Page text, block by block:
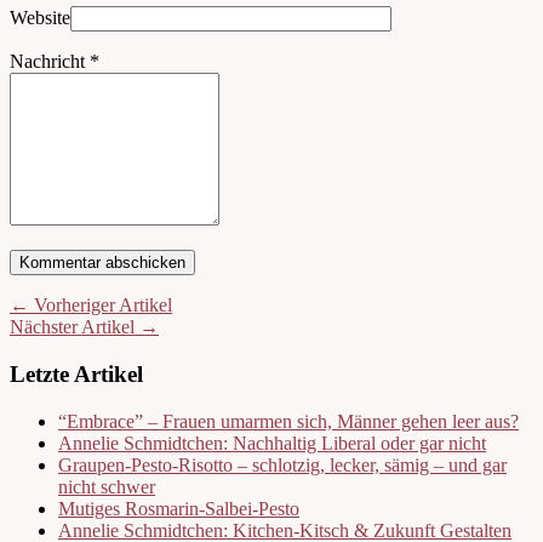
Website
Nachricht *
← Vorheriger Artikel
Nächster Artikel →
Letzte Artikel
“Embrace” – Frauen umarmen sich, Männer gehen leer aus?
Annelie Schmidtchen: Nachhaltig Liberal oder gar nicht
Graupen-Pesto-Risotto – schlotzig, lecker, sämig – und gar
nicht schwer
Mutiges Rosmarin-Salbei-Pesto
Annelie Schmidtchen: Kitchen-Kitsch & Zukunft Gestalten